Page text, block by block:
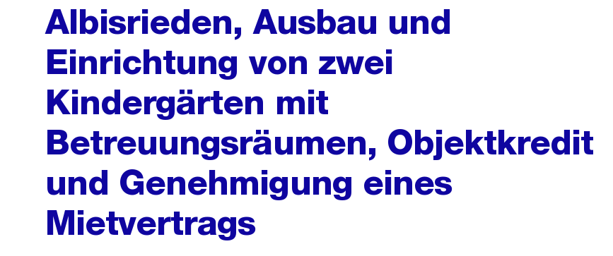
Albisrieden, Ausbau und
Einrichtung von zwei
Kindergärten mit
Betreuungsräumen, Objektkredit
und Genehmigung eines
Mietvertrags